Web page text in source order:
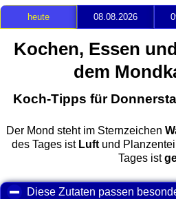
heute 08.08.2026
Kochen, Essen
dem
Koch-Tipps für
Der Mond steht im Sternzeichen
des Tages ist Luftund
Tages ist
Diese Zutaten passen